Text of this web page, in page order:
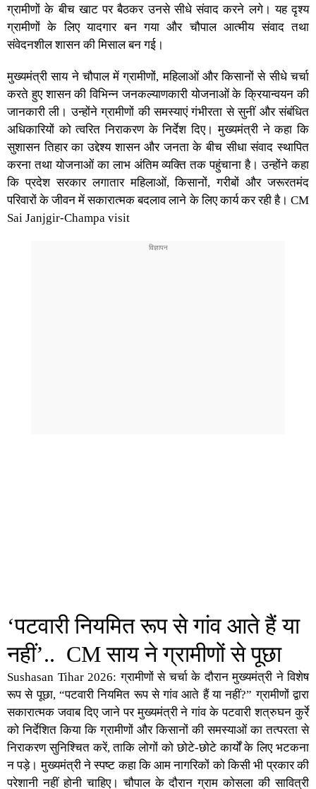
ग्रामीणों के बीच खाट पर बैठकर उनसे सीधे संवाद करने लगे। यह दृश्य
ग्रामीणों के लिए यादगार बन गया और चौपाल आत्मीय संवाद तथा
संवेदनशील शासन की मिसाल बन गई।
मुख्यमंत्री साय ने चौपाल में ग्रामीणों, महिलाओं और किसानों से सीधे चर्चा
करते हुए शासन की विभिन्न जनकल्याणकारी योजनाओं के क्रियान्वयन की
जानकारी ली। उन्होंने ग्रामीणों की समस्याएं गंभीरता से सुनीं और संबंधित
अधिकारियों को त्वरित निराकरण के निर्देश दिए। मुख्यमंत्री ने कहा कि
सुशासन तिहार का उद्देश्य शासन और जनता के बीच सीधा संवाद स्थापित
करना तथा योजनाओं का लाभ अंतिम व्यक्ति तक पहुंचाना है। उन्होंने कहा
कि प्रदेश सरकार लगातार महिलाओं, किसानों, गरीबों और जरूरतमंद
परिवारों के जीवन में सकारात्मक बदलाव लाने के लिए कार्य कर रही है। CM
Sai Janjgir-Champa visit
‘पटवारी नियमित रूप से गांव आते हैं या
नहीं’.. CM साय ने ग्रामीणों से पूछा
Sushasan Tihar 2026: ग्रामीणों से चर्चा के दौरान मुख्यमंत्री ने विशेष
रूप से पूछा, “पटवारी नियमित रूप से गांव आते हैं या नहीं?” ग्रामीणों द्वारा
सकारात्मक जवाब दिए जाने पर मुख्यमंत्री ने गांव के पटवारी शत्रुघन कुर्रे
को निर्देशित किया कि ग्रामीणों और किसानों की समस्याओं का तत्परता से
निराकरण सुनिश्चित करें, ताकि लोगों को छोटे-छोटे कार्यों के लिए भटकना
न पड़े। मुख्यमंत्री ने स्पष्ट कहा कि आम नागरिकों को किसी भी प्रकार की
परेशानी नहीं होनी चाहिए। चौपाल के दौरान ग्राम कोसला की सावित्री